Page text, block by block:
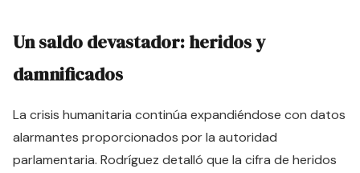
Un saldo devastador: heridos y
damnificados
La crisis humanitaria continúa expandiéndose con datos
alarmantes proporcionados por la autoridad
parlamentaria. Rodríguez detalló que la cifra de heridos